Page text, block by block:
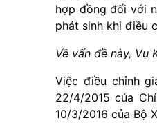
hợp đồng đối với
phát sinh khi điều
Về vấn đề này, Vụ
Việc điều chỉnh
22/4/2015 của
10/3/2016 của Bộ